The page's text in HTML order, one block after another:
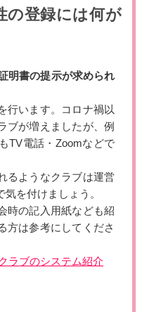
の登録には何が
明書の提示が求められ
行います。コロナ禍以
ブが増えましたが、例
TV電話・Zoomなどで
るようなクラブは運営
を付けましょう。
時の記入用紙なども紹
方は参考にしてくださ
ラブのシステム紹介